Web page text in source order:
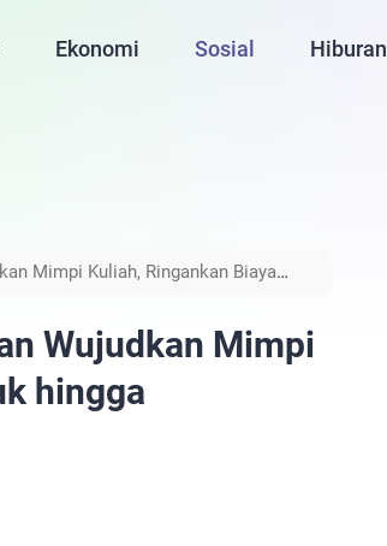
Ekonomi Sosial Hiburan
Mimpi Kuliah, Ringankan Biaya
Wujudkan Mimpi
hingga